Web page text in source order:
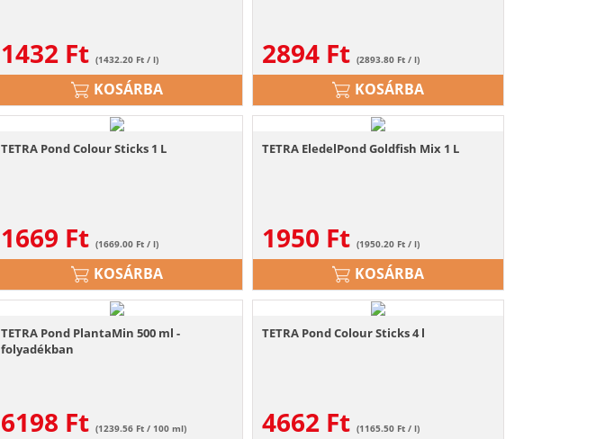
1432 Ft (1432.20 Ft / l)
KOSÁRBA
2894 Ft (2893.80 Ft / l)
KOSÁRBA
TETRA Pond Colour Sticks 1 L
1669 Ft (1669.00 Ft / l)
KOSÁRBA
TETRA EledelPond Goldfish Mix 1 L
1950 Ft (1950.20 Ft / l)
KOSÁRBA
TETRA Pond PlantaMin 500 ml -
folyadékban
6198 Ft (1239.56 Ft / 100 ml)
TETRA Pond Colour Sticks 4 l
4662 Ft (1165.50 Ft / l)